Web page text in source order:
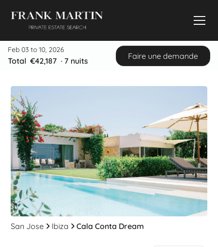
Feb 03 to 10, 2026
Total €42,187 · 7 nuits
Faire une demande
San Jose Ibiza Cala Conta Dream